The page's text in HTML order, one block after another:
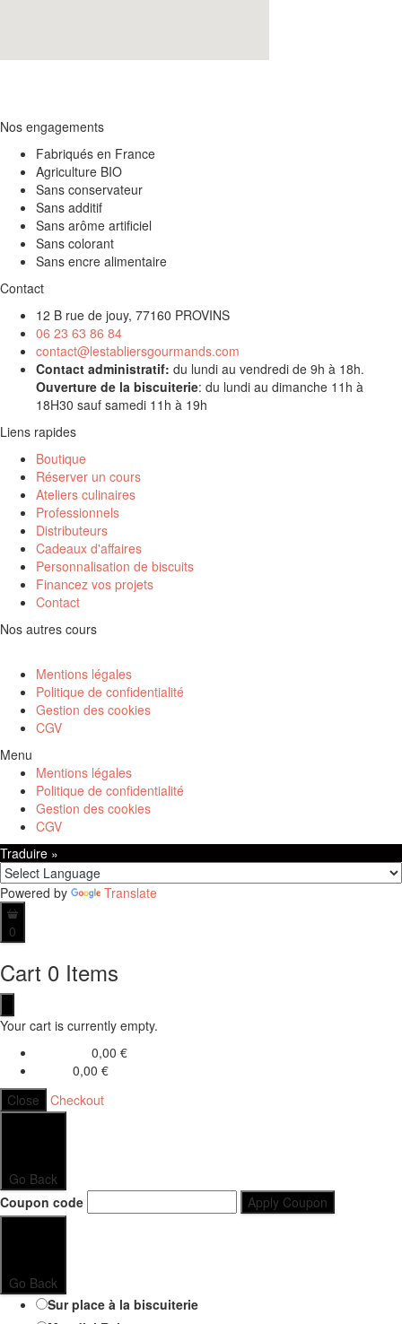
Nos engagements
Fabriqués en France
Agriculture BIO
Sans conservateur
Sans additif
Sans arôme artificiel
Sans colorant
Sans encre alimentaire
Contact
12 B rue de jouy, 77160 PROVINS
06 23 63 86 84
contact@lestabliersgourmands.com
Contact administratif: du lundi au vendredi de 9h à 18h.
Ouverture de la biscuiterie: du lundi au dimanche 11h à
18H30 sauf samedi 11h à 19h
Liens rapides
Boutique
Réserver un cours
Ateliers culinaires
Professionnels
Distributeurs
Cadeaux d'affaires
Personnalisation de biscuits
Financez vos projets
Contact
Nos autres cours
Mentions légales
Politique de confidentialité
Gestion des cookies
CGV
Menu
Mentions légales
Politique de confidentialité
Gestion des cookies
CGV
Traduire »
Powered by Translate
0
Cart 0 Items
Your cart is currently empty.
0,00 €
0,00 €
Close
Checkout
Go Back
Coupon code
Apply Coupon
Go Back
Sur place à la biscuiterie